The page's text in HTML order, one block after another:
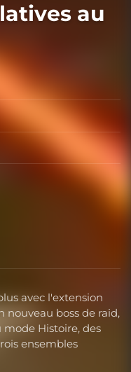
au
avec l'extension
nouveau boss de raid,
Histoire, des
ensembles